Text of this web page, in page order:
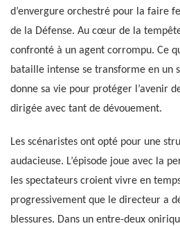
d’envergure orchestré pour la faire
de la Défense. Au cœur de la
confronté à un agent corrompu. Ce
bataille intense se transforme en un
donne sa vie pour protéger l’avenir
dirigée avec tant de dévouement.
Les scénaristes ont opté pour une
audacieuse. L’épisode joue avec la
les spectateurs croient vivre en
progressivement que le directeur a
blessures. Dans un entre-deux